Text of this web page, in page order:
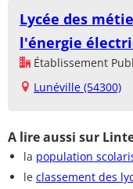
Lycée des
l'énergie
Établissement
Lunéville (54300)
A lire aussi sur
la population
le classement des